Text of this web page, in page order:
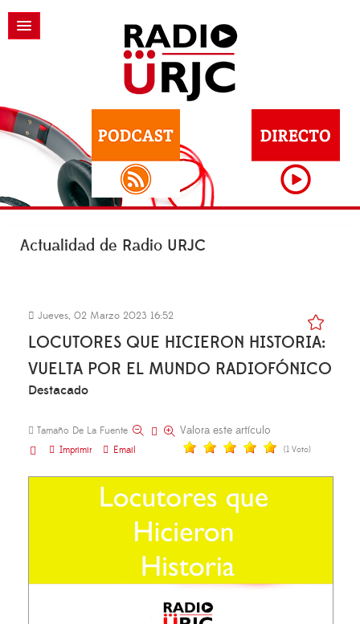
Actualidad de Radio URJC
Jueves, 02 Marzo 2023 16:52
LOCUTORES QUE HICIERON HISTORIA:
VUELTA POR EL MUNDO RADIOFÓNICO
Destacado
Tamaño De La Fuente
Imprimir
Email
Valora este artículo
(1 Voto)